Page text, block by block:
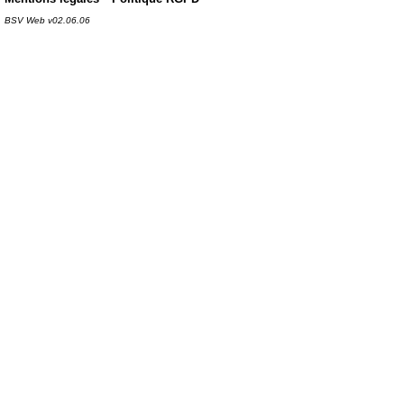
BSV Web v02.06.06